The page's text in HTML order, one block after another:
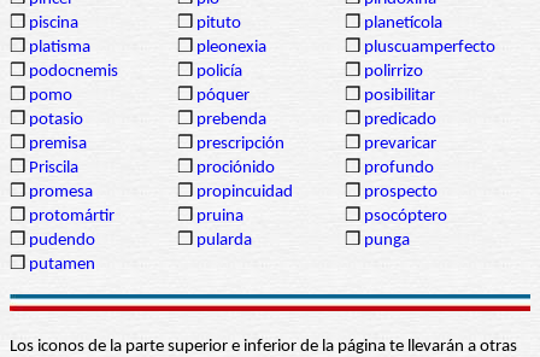
❒ piscina ❒ pituto ❒ planetícola
❒ platisma ❒ pleonexia ❒ pluscuamperfecto
❒ podocnemis ❒ policía ❒ polirrizo
❒ pomo ❒ póquer ❒ posibilitar
❒ potasio ❒ prebenda ❒ predicado
❒ premisa ❒ prescripción ❒ prevaricar
❒ Priscila ❒ prociónido ❒ profundo
❒ promesa ❒ propincuidad ❒ prospecto
❒ protomártir ❒ pruina ❒ psocóptero
❒ pudendo ❒ pularda ❒ punga
❒ putamen
Los iconos de la parte superior e inferior de la página te llevarán a otras